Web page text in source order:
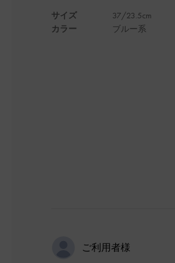
サイズ
カラー
37/23.5cm
ブルー系
ご利用者様